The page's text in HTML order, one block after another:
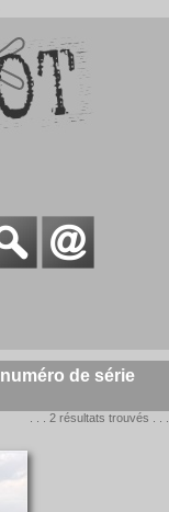
de série
. . . 2 résultats trouvés . . .